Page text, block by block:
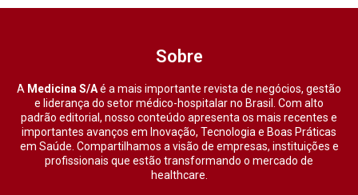
Sobre
A Medicina S/Aé a mais importante revista de negócios, gestão
e liderança do setor médico-hospitalar no Brasil. Com alto
padrão editorial, nosso conteúdo apresenta os mais recentes e
importantes avanços em Inovação, Tecnologia e Boas Práticas
em Saúde. Compartilhamos a visão de empresas, instituições e
profissionais que estão transformando o mercado de
healthcare.